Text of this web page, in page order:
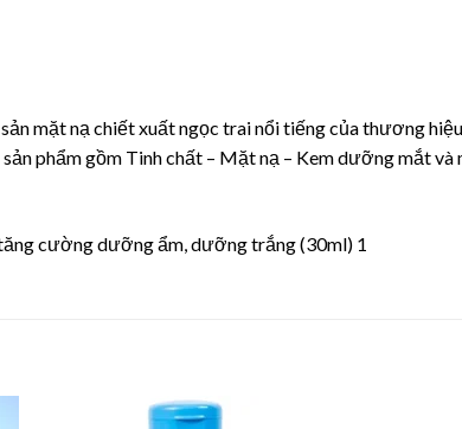
mặt nạ chiết xuất ngọc trai nổi tiếng của thương
phẩm gồm Tinh chất – Mặt nạ – Kem dưỡng mắt và